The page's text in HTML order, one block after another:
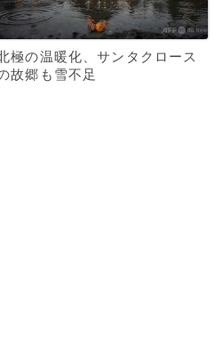
極の温暖化、サンタクロース
故郷も雪不足